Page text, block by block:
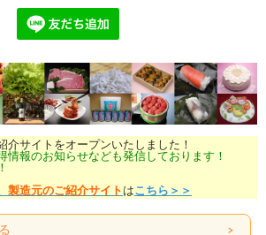
介サイトをオープンいたしました！
情報のお知らせなども発信しております！
造元のご紹介サイト はこちら＞＞